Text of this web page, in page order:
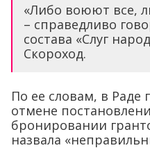
«Либо воюют все,
– справедливо
состава «Слуг
Скороход.
По ее словам, в Раде
отмене
бронировании
назвала